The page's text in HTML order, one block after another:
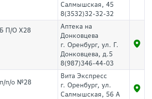
Салмышская, 45
8(3532)32-32-32
П/О Х28
Аптека на
Донковцева
г. Оренбург, ул. Г.
Донковцева, д.5
8(987)346-44-03
п/о №28
Вита Экспресс
г. Оренбург, ул.
Салмышская, 56 А